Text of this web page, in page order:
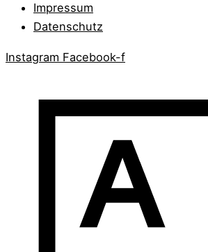
Impressum
Datenschutz
Instagram Facebook-f